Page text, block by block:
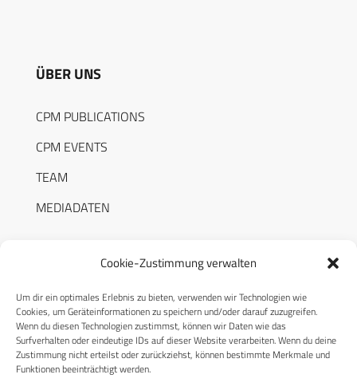
Cookie-Zustimmung verwalten
Um dir ein optimales Erlebnis zu bieten, verwenden wir Technologien wie
Cookies, um Geräteinformationen zu speichern und/oder darauf zuzugreifen.
Wenn du diesen Technologien zustimmst, können wir Daten wie das
Surfverhalten oder eindeutige IDs auf dieser Website verarbeiten. Wenn du deine
Zustimmung nicht erteilst oder zurückziehst, können bestimmte Merkmale und
Funktionen beeinträchtigt werden.
ÜBER UNS
CPM PUBLICATIONS
CPM EVENTS
TEAM
MEDIADATEN
RECHTLICHES
Datenschutzerklärung
Cookie-Richtlinie (EU)